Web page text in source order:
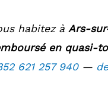
habitez à Ars-
en quasi-
621 257 940—